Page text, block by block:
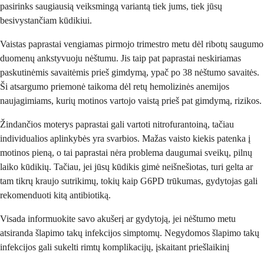
pasirinks saugiausią veiksmingą variantą tiek jums, tiek jūsų
besivystančiam kūdikiui.
Vaistas paprastai vengiamas pirmojo trimestro metu dėl ribotų saugumo
duomenų ankstyvuoju nėštumu. Jis taip pat paprastai neskiriamas
paskutinėmis savaitėmis prieš gimdymą, ypač po 38 nėštumo savaitės.
Ši atsargumo priemonė taikoma dėl retų hemolizinės anemijos
naujagimiams, kurių motinos vartojo vaistą prieš pat gimdymą, rizikos.
Žindančios moterys paprastai gali vartoti nitrofurantoiną, tačiau
individualios aplinkybės yra svarbios. Mažas vaisto kiekis patenka į
motinos pieną, o tai paprastai nėra problema daugumai sveikų, pilnų
laiko kūdikių. Tačiau, jei jūsų kūdikis gimė neišnešiotas, turi gelta ar
tam tikrų kraujo sutrikimų, tokių kaip G6PD trūkumas, gydytojas gali
rekomenduoti kitą antibiotiką.
Visada informuokite savo akušerį ar gydytoją, jei nėštumo metu
atsiranda šlapimo takų infekcijos simptomų. Negydomos šlapimo takų
infekcijos gali sukelti rimtų komplikacijų, įskaitant priešlaikinį